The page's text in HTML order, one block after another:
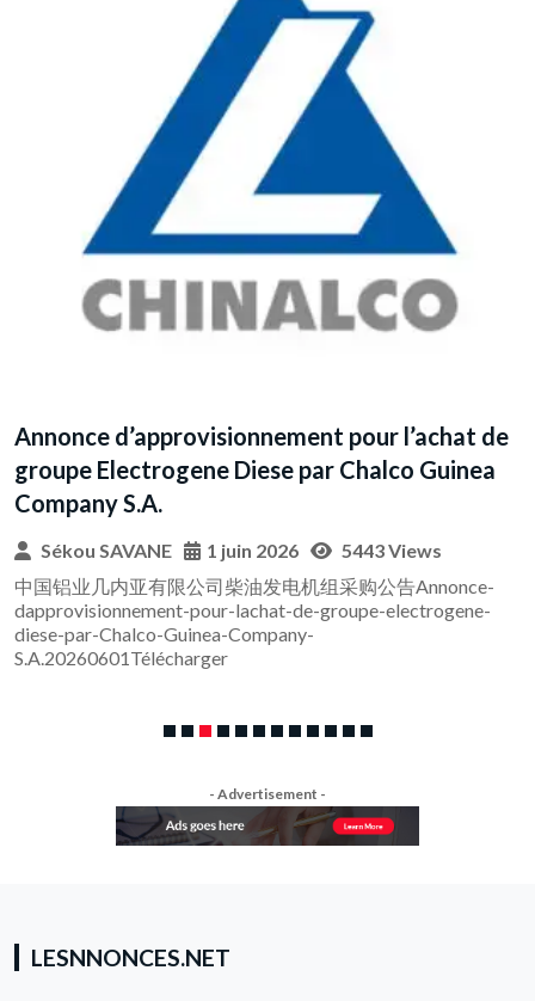
Annonce d’approvisionnement pour l’achat de
groupe Electrogene Diese par Chalco Guinea
Company S.A.
Sékou SAVANE 1 juin 2026
5443 Views
中国铝业几内亚有限公司柴油发电机组采购公告Annonce-
dapprovisionnement-pour-lachat-de-groupe-electrogene-
diese-par-Chalco-Guinea-Company-
S.A.20260601Télécharger
- Advertisement -
LESNNONCES.NET